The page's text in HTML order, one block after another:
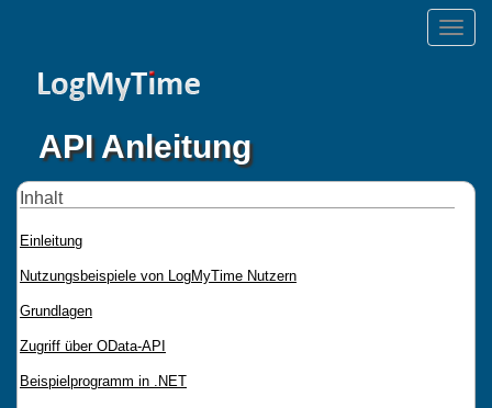
Toggle
API Anleitung
Inhalt
Einleitung
Nutzungsbeispiele von LogMyTime Nutzern
Grundlagen
Zugriff über OData-API
Beispielprogramm in .NET